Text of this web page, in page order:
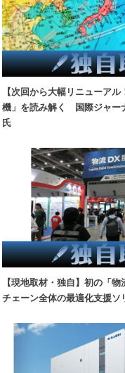
【次回から大幅リニューア
機」を読み解く 国際ジャー
氏
【現地取材・独自】初の「
チェーン全体の最適化支援ソ